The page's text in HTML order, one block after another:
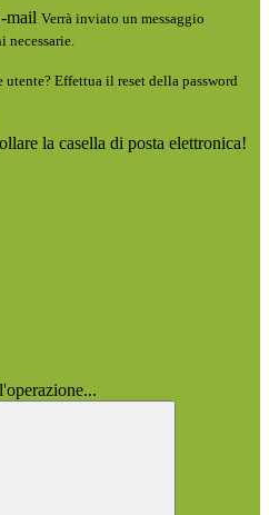
mail Verrà inviato un messaggio
Effettua il reset della password
la casella di posta elettronica!